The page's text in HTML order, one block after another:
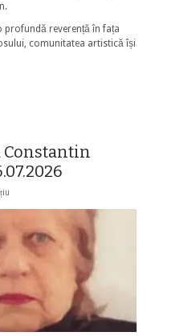
profundă reverență în fața
comunitatea artistică își
Constantin